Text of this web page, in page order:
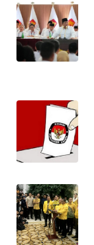
MEDIA
SIBER
REDAKSI
DISCLAIMER
Wahana
Regional
WN
SUMUT